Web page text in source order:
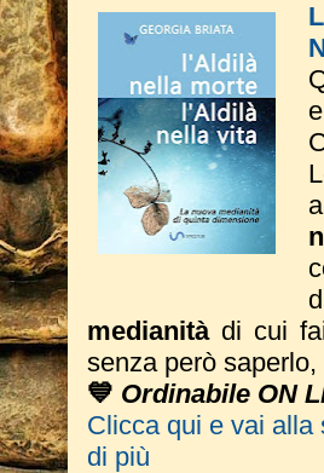
medianitàdi cui fai
senza però
💙 Ordinabile ON
Clicca qui e vai alla
di più